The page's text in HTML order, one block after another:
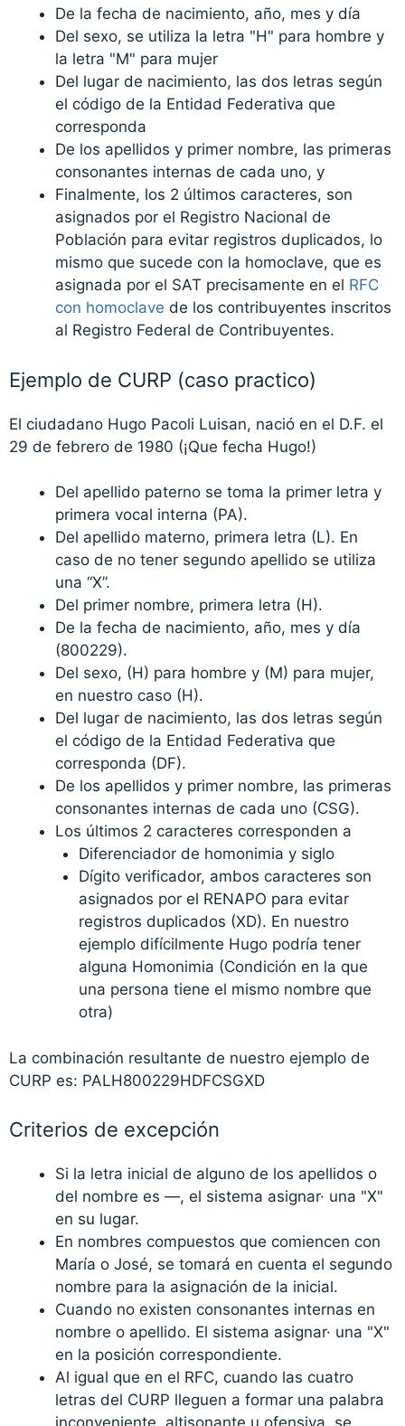
De la fecha de nacimiento, año, mes y día
Del sexo, se utiliza la letra "H" para hombre y
la letra "M" para mujer
Del lugar de nacimiento, las dos letras según
el código de la Entidad Federativa que
corresponda
De los apellidos y primer nombre, las primeras
consonantes internas de cada uno, y
Finalmente, los 2 últimos caracteres, son
asignados por el Registro Nacional de
Población para evitar registros duplicados, lo
mismo que sucede con la homoclave, que es
asignada por el SAT precisamente en el RFC
con homoclave de los contribuyentes inscritos
al Registro Federal de Contribuyentes.
Ejemplo de CURP (caso practico)
El ciudadano Hugo Pacoli Luisan, nació en el D.F. el
29 de febrero de 1980 (¡Que fecha Hugo!)
Del apellido paterno se toma la primer letra y
primera vocal interna (PA).
Del apellido materno, primera letra (L). En
caso de no tener segundo apellido se utiliza
una “X”.
Del primer nombre, primera letra (H).
De la fecha de nacimiento, año, mes y día
(800229).
Del sexo, (H) para hombre y (M) para mujer,
en nuestro caso (H).
Del lugar de nacimiento, las dos letras según
el código de la Entidad Federativa que
corresponda (DF).
De los apellidos y primer nombre, las primeras
consonantes internas de cada uno (CSG).
Los últimos 2 caracteres corresponden a
Diferenciador de homonimia y siglo
Dígito verificador, ambos caracteres son
asignados por el RENAPO para evitar
registros duplicados (XD). En nuestro
ejemplo difícilmente Hugo podría tener
alguna Homonimia (Condición en la que
una persona tiene el mismo nombre que
otra)
La combinación resultante de nuestro ejemplo de
CURP es: PALH800229HDFCSGXD
Criterios de excepción
Si la letra inicial de alguno de los apellidos o
del nombre es —, el sistema asignar· una "X"
en su lugar.
En nombres compuestos que comiencen con
María o José, se tomará en cuenta el segundo
nombre para la asignación de la inicial.
Cuando no existen consonantes internas en
nombre o apellido. El sistema asignar· una "X"
en la posición correspondiente.
Al igual que en el RFC, cuando las cuatro
letras del CURP lleguen a formar una palabra
inconveniente, altisonante u ofensiva, se